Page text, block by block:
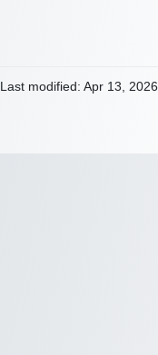
Last modified: Apr 13, 2026.